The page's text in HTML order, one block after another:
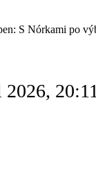
S Nórkami po
2026,